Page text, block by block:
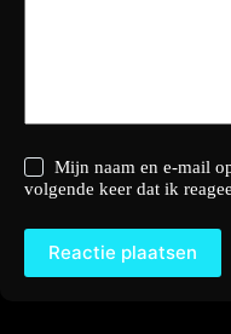
Mijn naam en e-mail
volgende keer dat ik
Reactie plaatsen